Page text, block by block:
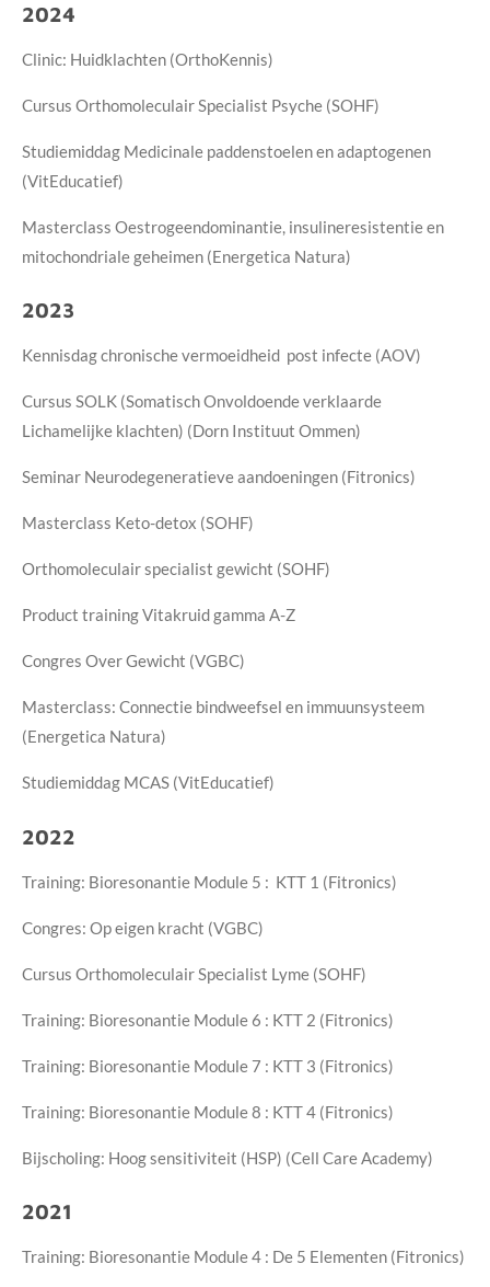
2024
Clinic: Huidklachten (OrthoKennis)
Cursus Orthomoleculair Specialist Psyche (SOHF)
Studiemiddag Medicinale paddenstoelen en adaptogenen
(VitEducatief)
Masterclass Oestrogeendominantie, insulineresistentie en
mitochondriale geheimen (Energetica Natura)
2023
Kennisdag chronische vermoeidheid post infecte (AOV)
Cursus SOLK (Somatisch Onvoldoende verklaarde
Lichamelijke klachten) (Dorn Instituut Ommen)
Seminar Neurodegeneratieve aandoeningen (Fitronics)
Masterclass Keto-detox (SOHF)
Orthomoleculair specialist gewicht (SOHF)
Product training Vitakruid gamma A-Z
Congres Over Gewicht (VGBC)
Masterclass: Connectie bindweefsel en immuunsysteem
(Energetica Natura)
Studiemiddag MCAS (VitEducatief)
2022
Training: Bioresonantie Module 5 : KTT 1 (Fitronics)
Congres: Op eigen kracht (VGBC)
Cursus Orthomoleculair Specialist Lyme (SOHF)
Training: Bioresonantie Module 6 : KTT 2 (Fitronics)
Training: Bioresonantie Module 7 : KTT 3 (Fitronics)
Training: Bioresonantie Module 8 : KTT 4 (Fitronics)
Bijscholing: Hoog sensitiviteit (HSP) (Cell Care Academy)
2021
Training: Bioresonantie Module 4 : De 5 Elementen (Fitronics)